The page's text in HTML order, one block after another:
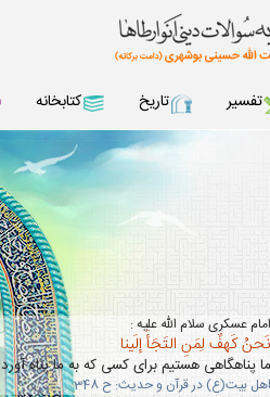
تفسير تاريخ كتابخانه
امام عسكرى سلام الله عليه :
نَحنُ كَهفٌ لِمَنِ التَجَأَ إلَينا
ما پناهگاهى هستيم براى كسى كه به ما پناه آورد
اهل بيت(ع) در قرآن و حديث: ح 348